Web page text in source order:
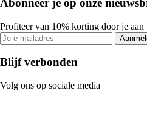
Abonneer je op onze
Profiteer van 10% korting door je
Blijf verbonden
Volg ons op sociale media